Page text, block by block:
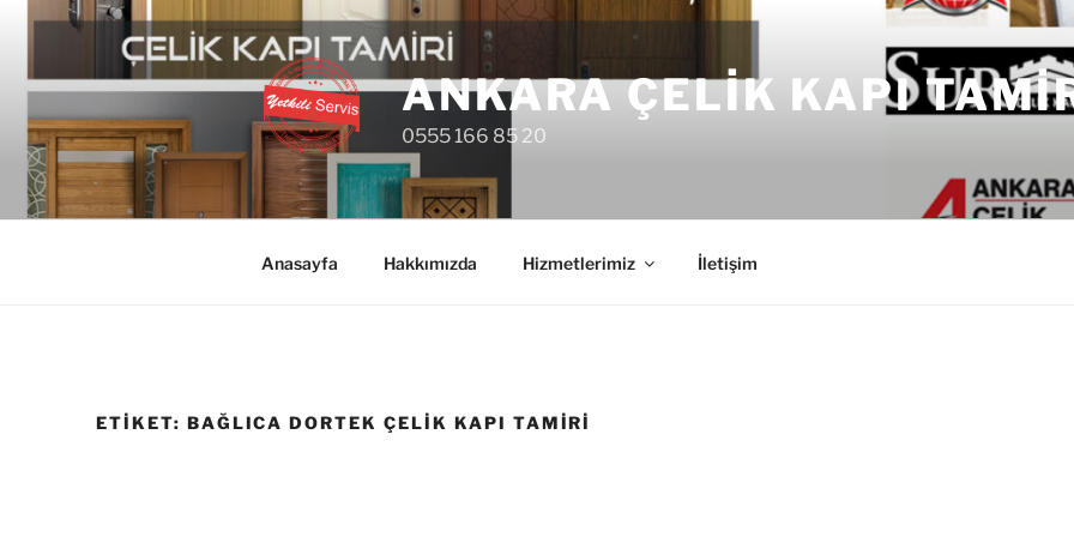
ANKARA ÇELIK KAPI
0555 166 85 20
Anasayfa Hakkımızda Hizmetlerimiz İletişim
ETIKET: BAĞLICA DORTEK ÇELIK KAPI TAMIRI